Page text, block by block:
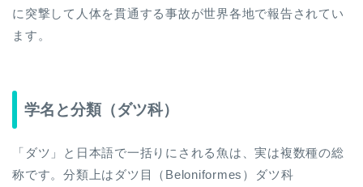
に突撃して人体を貫通する事故が世界各地で報告されてい
ます。
学名と分類（ダツ科）
「ダツ」と日本語で一括りにされる魚は、実は複数種の総
称です。分類上はダツ目（Beloniformes）ダツ科